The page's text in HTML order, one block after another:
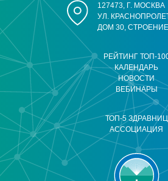
РЕЙТИНГ ТОП-
КАЛЕНДАРЬ
НОВОСТИ
ВЕБИНАРЫ
ТОП-5 ЗДРАВНИЦ
АССОЦИАЦИЯ
127473, Г. МОСКВА
УЛ.
ДОМ 30,